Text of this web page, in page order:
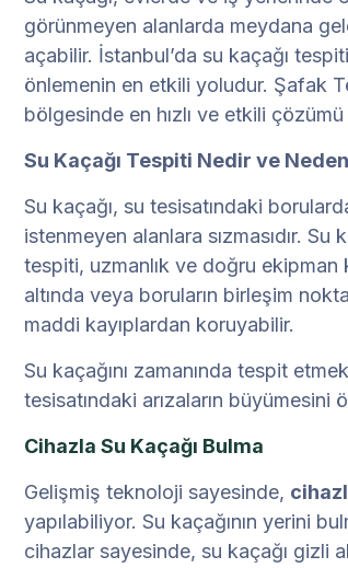
görünmeyen alanlarda meydana
açabilir. İstanbul’da su kaçağı
önlemenin en etkili yoludur. Şafak
bölgesinde en hızlı ve etkili çözümü
Su Kaçağı Tespiti Nedir ve
Su kaçağı, su tesisatındaki
istenmeyen alanlara sızmasıdır. Su
tespiti, uzmanlık ve doğru ekipman
altında veya boruların birleşim
maddi kayıplardan koruyabilir.
Su kaçağını zamanında tespit
tesisatındaki arızaların büyümesini
Cihazla Su Kaçağı Bulma
Gelişmiş teknoloji sayesinde,
yapılabiliyor. Su kaçağının yerini
cihazlar sayesinde, su kaçağı gizli